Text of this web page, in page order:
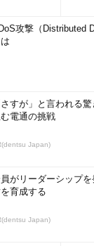
攻撃（Distributed
さすが」と言われる
電通の挑戦
Japan)
がリーダーシップ
育成する
Japan)